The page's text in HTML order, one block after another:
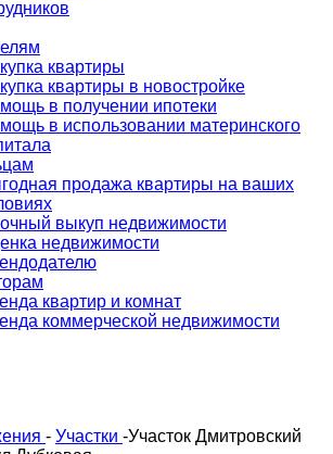
квартиры
квартиры в новостройке
в получении ипотеки
в использовании материнского
продажа квартиры на ваших
выкуп недвижимости
недвижимости
квартир и комнат
коммерческой недвижимости
- Участки -Участок Дмитровский